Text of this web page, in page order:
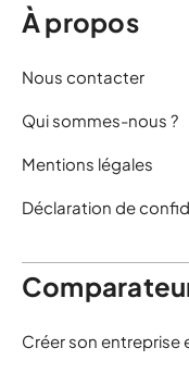
À propos
Nous contacter
Qui sommes-nous ?
Mentions légales
Déclaration de
Créer son entreprise